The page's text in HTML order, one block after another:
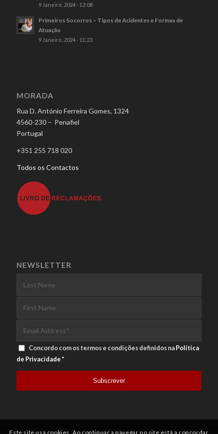
9 Janeiro, 2024 - 12:08
Primeiros Socorros – Tipos de Acidentes e Formas de
Atuação
9 Janeiro, 2024 - 11:23
MORADA
Rua D. António Ferreira Gomes, 1324
4560-230 – Penafiel
Portugal
+351 255 718 020
Todos os Contactos
NEWSLETTER
Concordo com os termos e condições definidos naPolítica
de Privacidade*
Este site usa cookies. Ao continuar a navegar no site está a concordar